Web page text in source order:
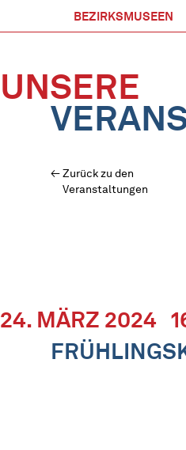
BEZIRKSMUSEEN
UNSERE
Zurück zu den
Veranstaltungen
24. MÄRZ 2024